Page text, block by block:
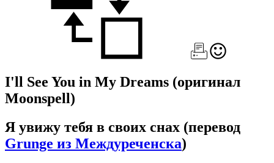
I'll See You in My Dreams (оригинал
Moonspell)
Я увижу тебя в своих снах (перевод
Grunge из Междуреченска)